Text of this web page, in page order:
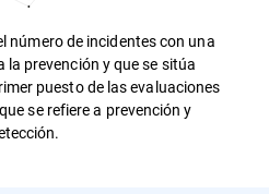
número de incidentes con una
prevención y que se sitúa
puesto de las evaluaciones
se refiere a prevención y